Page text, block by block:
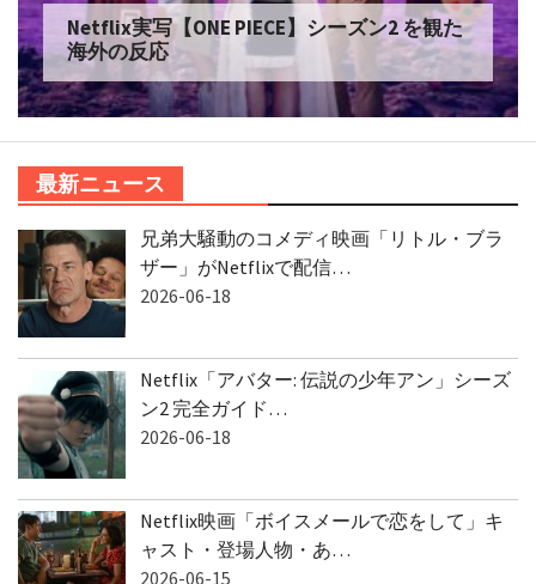
Netflixアニメ【プリズム輪舞曲】を観た海
外の反応
最新ニュース
兄弟大騒動のコメディ映画「リトル・ブラ
ザー」がNetflixで配信…
2026-06-18
Netflix「アバター: 伝説の少年アン」シーズ
ン2 完全ガイド…
2026-06-18
Netflix映画「ボイスメールで恋をして」キ
ャスト・登場人物・あ…
2026-06-15